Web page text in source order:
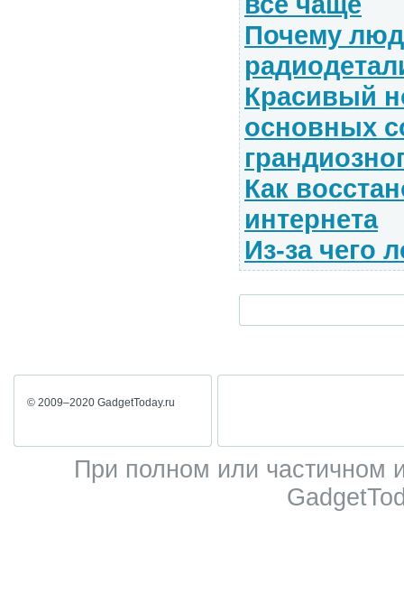
Почему
Красивый
основных
Как
интернета
Из-за чего
© 2009–2020 GadgetToday.ru
При полном или частичном